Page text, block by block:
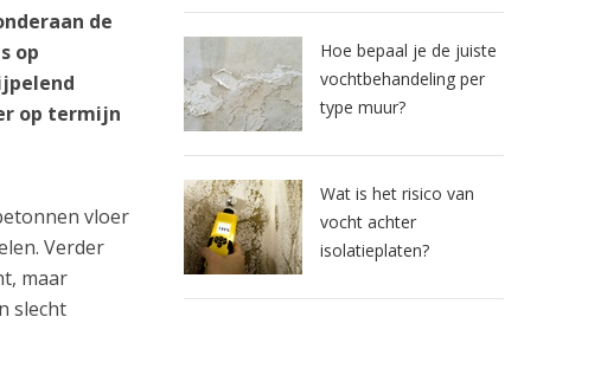
de
op
op termijn
vloer
Verder
maar
slecht
Hoe bepaal je de juiste
vochtbehandeling per
type muur?
Wat is het risico van
vocht achter
isolatieplaten?